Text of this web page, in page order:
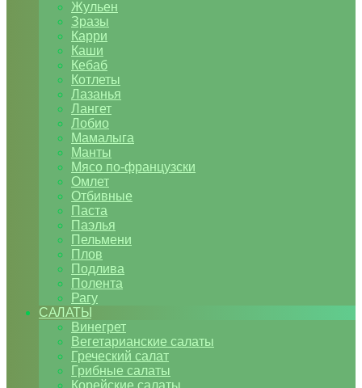
Жульен
Зразы
Карри
Каши
Кебаб
Котлеты
Лазанья
Лангет
Лобио
Мамалыга
Манты
Мясо по-французски
Омлет
Отбивные
Паста
Паэлья
Пельмени
Плов
Подлива
Полента
Рагу
САЛАТЫ
Винегрет
Вегетарианские салаты
Греческий салат
Грибные салаты
Корейские салаты